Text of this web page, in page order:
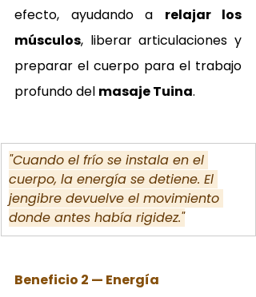
efecto, ayudando a relajar los
músculos, liberar articulaciones y
preparar el cuerpo para el trabajo
profundo del masaje Tuina.
"Cuando el frío se instala en el
cuerpo, la energía se detiene. El
jengibre devuelve el movimiento
donde antes había rigidez."
Beneficio 2 — Energía